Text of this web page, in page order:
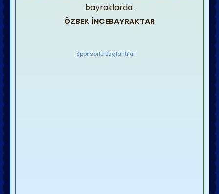
bayraklarda.
ÖZBEK İNCEBAYRAKTAR
Sponsorlu Baglantilar